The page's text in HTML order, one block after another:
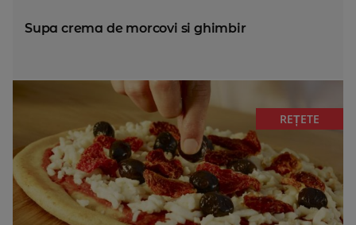
Supa crema de morcovi si ghimbir
REȚETE